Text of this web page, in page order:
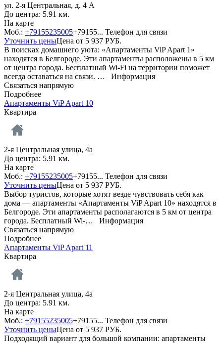
ул. 2-я Центральная, д. 4 А
До центра: 5.91 км.
На карте
Моб.: +79155235005+79155... Телефон для связи
Уточнить ценыЦена от 5 937 РУБ.
В поисках домашнего уюта: «Апартаменты ViP Apart 1»
находятся в Белгороде. Эти апартаменты расположены в 5 км
от центра города. Бесплатный Wi-Fi на территории поможет
всегда оставаться на связи. … Информация
Связаться напрямую
Подробнее
Апартаменты ViP Apart 10
Квартира
2-я Центральная улица, 4а
До центра: 5.91 км.
На карте
Моб.: +79155235005+79155... Телефон для связи
Уточнить ценыЦена от 5 937 РУБ.
Выбор туристов, которые хотят везде чувствовать себя как
дома — апартаменты «Апартаменты ViP Apart 10» находятся в
Белгороде. Эти апартаменты располагаются в 5 км от центра
города. Бесплатный Wi-… Информация
Связаться напрямую
Подробнее
Апартаменты ViP Apart 11
Квартира
2-я Центральная улица, 4а
До центра: 5.91 км.
На карте
Моб.: +79155235005+79155... Телефон для связи
Уточнить ценыЦена от 5 937 РУБ.
Подходящий вариант для большой компании: апартаменты